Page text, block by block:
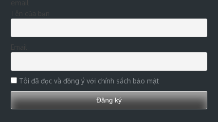
Tên của bạn
Tôi đã đọc và đồng ý với chính sách bảo mật